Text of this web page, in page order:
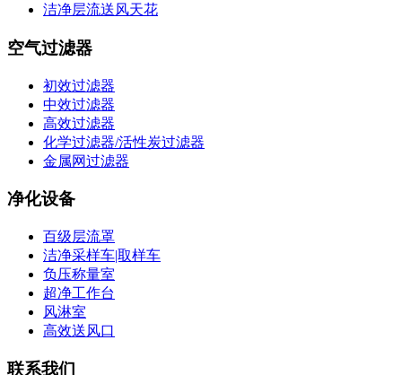
洁净层流送风天花
空气过滤器
初效过滤器
中效过滤器
高效过滤器
化学过滤器/活性炭过滤器
金属网过滤器
净化设备
百级层流罩
洁净采样车|取样车
负压称量室
超净工作台
风淋室
高效送风口
联系我们